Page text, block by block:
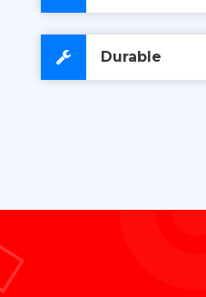
Durable